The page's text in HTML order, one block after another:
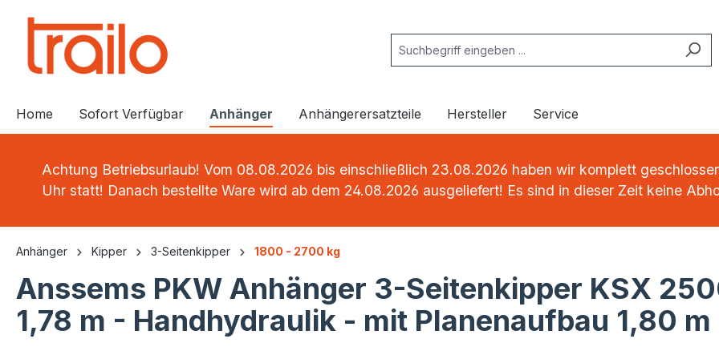
Home Sofort Verfügbar Anhänger Anhängerersatzteile Hersteller Service
Achtung Betriebsurlaub! Vom 08.08.2026 bis einschließlich 23.08.2026 haben wir komplett
Uhr statt! Danach bestellte Ware wird ab dem 24.08.2026 ausgeliefert! Es sind in dieser Zeit keine
Anhänger Kipper 3-Seitenkipper 1800 - 2700 kg
Anssems PKW Anhänger 3-Seitenkipper KSX
1,78 m - Handhydraulik - mit Planenaufbau 1,80 m